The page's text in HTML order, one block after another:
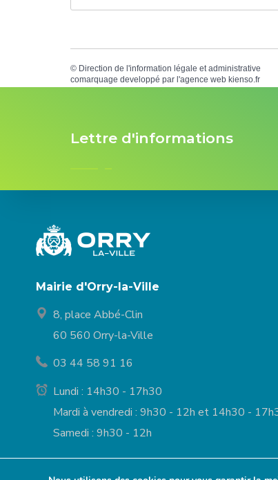
© Direction de l'information légale et administrative
comarquage developpé par l'agence web kienso.fr
Lettre d'informations
Mairie d'Orry-la-Ville
8, place Abbé-Clin
60 560 Orry-la-Ville
03 44 58 91 16
Lundi : 14h30 - 17h30
Mardi à vendredi : 9h30 - 12h et 14h30 -
Samedi : 9h30 - 12h